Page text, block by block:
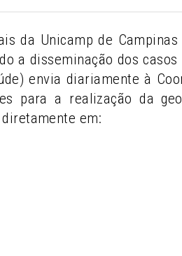
da Unicamp de
a disseminação dos casos
envia diariamente à
para a realização da
em: